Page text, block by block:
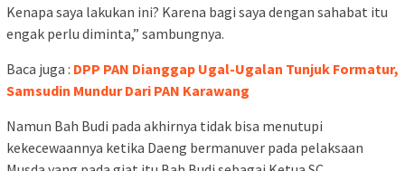
Kenapa saya lakukan ini? Karena bagi saya dengan sahabat itu
engak perlu diminta,” sambungnya.
Baca juga : DPP PAN Dianggap Ugal-Ugalan Tunjuk Formatur,
Samsudin Mundur Dari PAN Karawang
Namun Bah Budi pada akhirnya tidak bisa menutupi
kekecewaannya ketika Daeng bermanuver pada pelaksaan